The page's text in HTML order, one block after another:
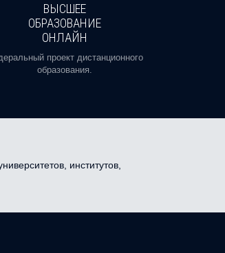
ВЫСШЕЕ
ОБРАЗОВАНИЕ
ОНЛАЙН
проект дистанционного
образования.
институтов,